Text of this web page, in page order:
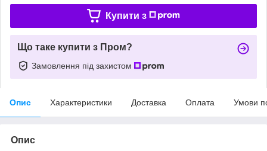
Купити з
Що таке купити з Пром?
Замовлення під захистом
Опис Характеристики Доставка Оплата Умови
Опис